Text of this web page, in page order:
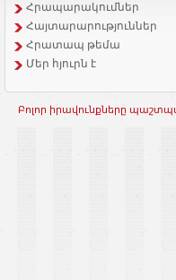
Հրապարակումներ
Հայտարարություններ
Հրատապ թեմա
Մեր հյուրն է
Բոլոր իրավունքները